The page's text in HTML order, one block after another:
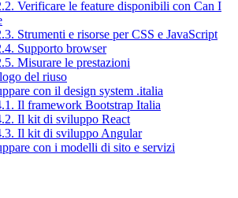
Verificare le feature disponibili con Can I
Strumenti e risorse per CSS e JavaScript
Supporto browser
Misurare le prestazioni
del riuso
con il design system .italia
Il framework Bootstrap Italia
Il kit di sviluppo React
Il kit di sviluppo Angular
con i modelli di sito e servizi